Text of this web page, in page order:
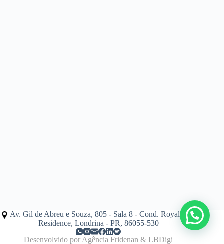
Av. Gil de Abreu e Souza, 805 - Sala 8 - Cond. Royal Golf
Residence, Londrina - PR, 86055-530
Desenvolvido por Agência Fridenan &LBDigi